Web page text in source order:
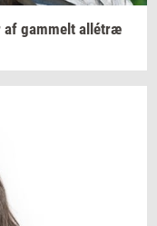
af gam­melt allétræ